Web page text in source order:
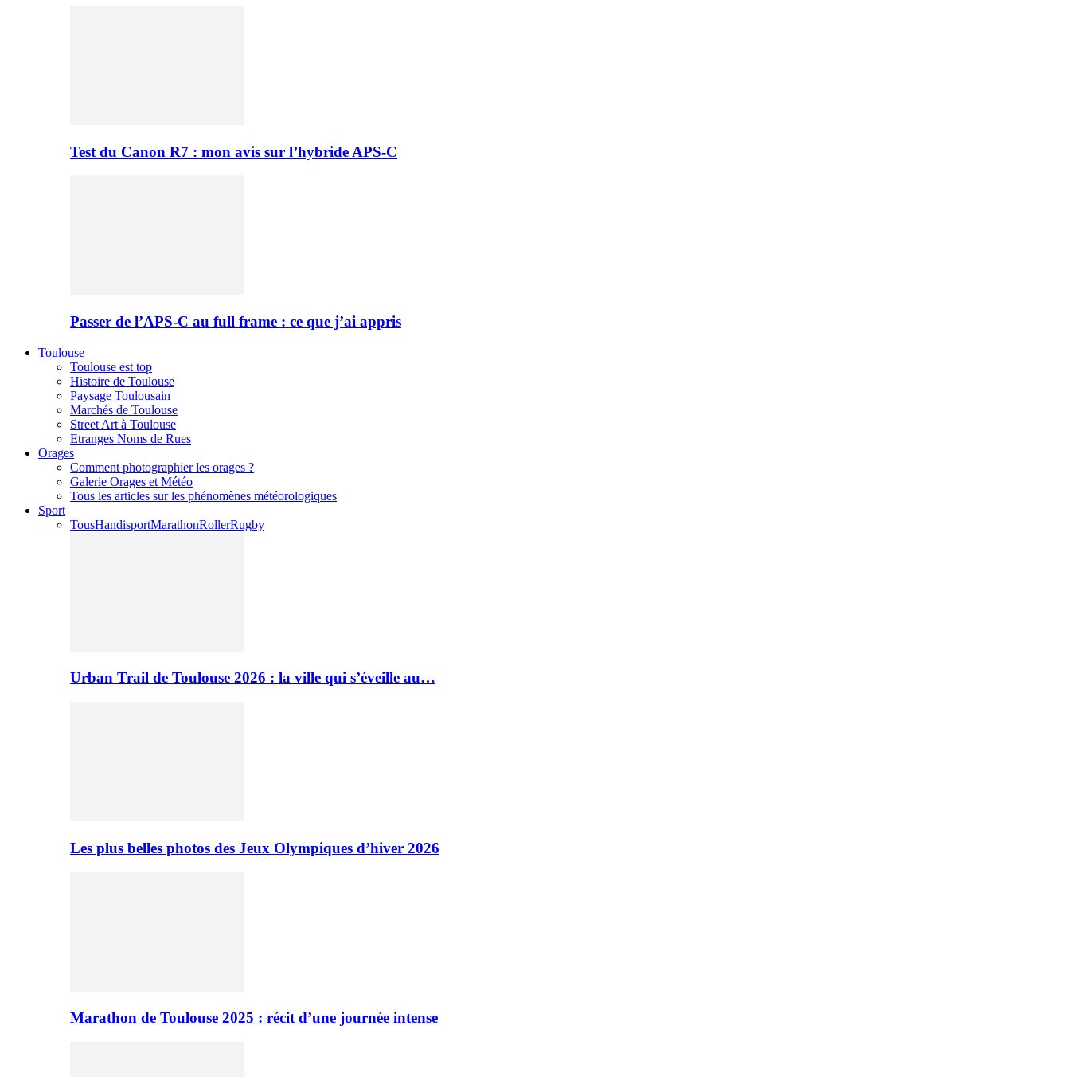
Test du Canon R7 : mon avis sur l’hybride APS-C
Passer de l’APS-C au full frame : ce que j’ai appris
Toulouse
Toulouse est top
Histoire de Toulouse
Paysage Toulousain
Marchés de Toulouse
Street Art à Toulouse
Etranges Noms de Rues
Orages
Comment photographier les orages ?
Galerie Orages et Météo
Tous les articles sur les phénomènes météorologiques
Sport
TousHandisportMarathonRollerRugby
Urban Trail de Toulouse 2026 : la ville qui s’éveille au…
Les plus belles photos des Jeux Olympiques d’hiver 2026
Marathon de Toulouse 2025 : récit d’une journée intense